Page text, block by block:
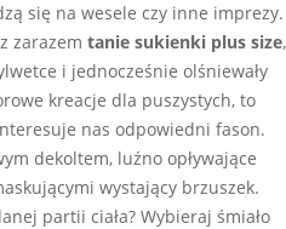
się na wesele czy inne imprezy.
zarazem tanie sukienki plus size,
i jednocześnie olśniewały
kreacje dla puszystych, to
nas odpowiedni fason.
dekoltem, luźno opływające
wystający brzuszek.
partii ciała? Wybieraj śmiało